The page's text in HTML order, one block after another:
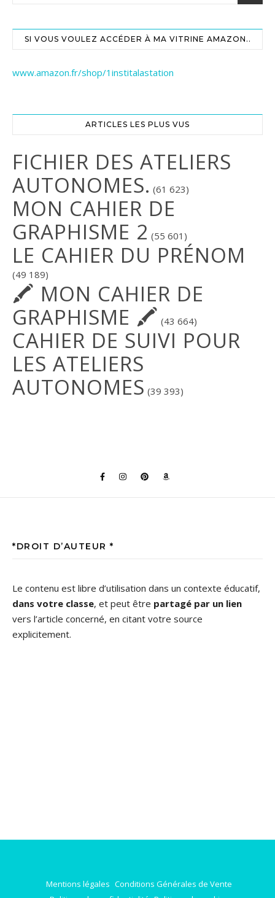
SI VOUS VOULEZ ACCÉDER À MA VITRINE AMAZON..
www.amazon.fr/shop/1institalastation
ARTICLES LES PLUS VUS
FICHIER DES ATELIERS
AUTONOMES. (61 623)
MON CAHIER DE
GRAPHISME 2 (55 601)
LE CAHIER DU PRÉNOM
(49 189)
🖍 MON CAHIER DE
GRAPHISME 🖍 (43 664)
CAHIER DE SUIVI POUR
LES ATELIERS
AUTONOMES (39 393)
*DROIT D’AUTEUR *
Le contenu est libre d’utilisation dans un contexte éducatif,
dans votre classe, et peut être partagé par un lien
vers l’article concerné, en citant votre source
explicitement.
Mentions légales Conditions Générales de Vente